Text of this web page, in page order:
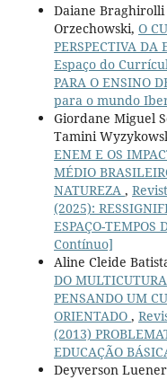
Daiane Braghirolli
Orzechowski, O
PERSPECTIVA DA
Espaço do
PARA O ENSINO
para o mundo
Giordane Miguel
Tamini
ENEM E OS
MÉDIO
NATUREZA ,
(2025):
ESPAÇO-
Contínuo]
Aline Cleide
DO
PENSANDO UM
ORIENTADO ,
(2013)
EDUCAÇÃO
Deyverson